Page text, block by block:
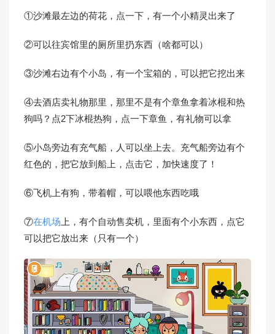
①沙滩最左边的荷花，点一下，有一个小精灵出来了
②可以往宾馆里的厕所里扔东西（啥都可以）
③沙滩右边有个小岛，有一个宝箱的，可以把它挖出来
④去酒店卖礼物那里，那里不是有个章鱼拿着冰棍和热
狗吗？点2下冰棍热狗，点一下章鱼，有礼物可以拿
⑤小岛旁边有充气船，人可以坐上去。充气船旁边有个
红色的，把它放到船上，点击它，加快速度了！
⑥飞机上有狗，带着帽，可以喂他东西吃哦
⑦在机场上，有个自动售卖机，里面有个小东西，点它
可以把它放出来（只有一个）